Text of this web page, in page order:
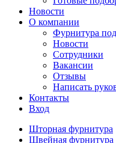
Новости
О компании
Фурнитура под
Новости
Сотрудники
Вакансии
Отзывы
Написать
Контакты
Вход
Шторная фурнитура
Швейная фурнитура